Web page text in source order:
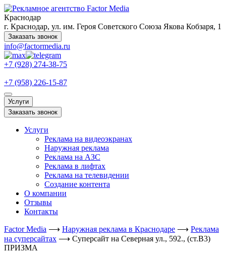
Краснодар
г. Краснодар, ул. им. Героя Советского Союза Якова Кобзаря, 1
Заказать звонок
info@factormedia.ru
+7 (928) 274-38-75
+7 (958) 226-15-87
Услуги
Заказать звонок
Услуги
Реклама на видеоэкранах
Наружная реклама
Реклама на АЗС
Реклама в лифтах
Реклама на телевидении
Создание контента
О компании
Отзывы
Контакты
Factor Media ⟶ Наружная реклама в Краснодаре ⟶ Реклама
на суперсайтах ⟶ Суперсайт на Северная ул., 592., (ст.B3)
ПРИЗМА